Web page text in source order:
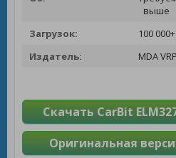
выше
Загрузок:
100 000+
Издатель:
MDA VRP
Скачать CarBit
Оригинальная